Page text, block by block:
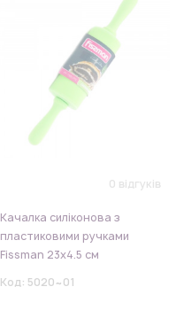
0 відгуків
Качалка силіконова з
пластиковими ручками
Fissman 23x4.5 см
Код: 5020~01